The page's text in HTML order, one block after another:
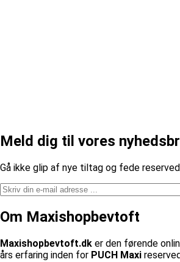
Meld dig til vores
​Gå ikke glip af nye tiltag og fede
Om Maxishopbevtoft
Maxishopbevtoft.dk er den førende
års erfaring inden for PUCH Maxi